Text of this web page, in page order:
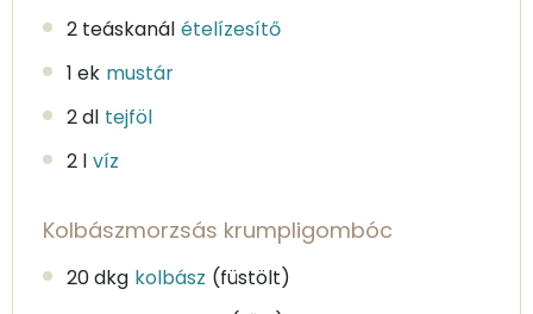
2 teáskanál ételízesítő
1 ek mustár
2 dl tejföl
2 l víz
Kolbászmorzsás krumpligombóc
20 dkg kolbász (füstölt)